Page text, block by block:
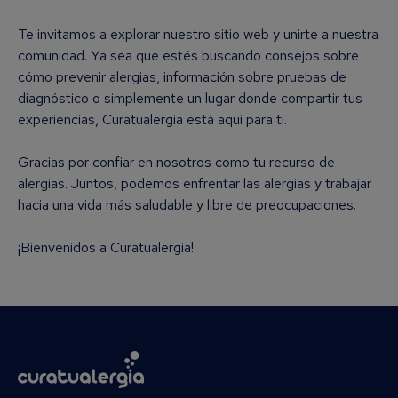
Te invitamos a explorar nuestro sitio web y unirte a nuestra
comunidad. Ya sea que estés buscando consejos sobre
cómo prevenir alergias, información sobre pruebas de
diagnóstico o simplemente un lugar donde compartir tus
experiencias, Curatualergia está aquí para ti.
Gracias por confiar en nosotros como tu recurso de
alergias. Juntos, podemos enfrentar las alergias y trabajar
hacia una vida más saludable y libre de preocupaciones.
¡Bienvenidos a Curatualergia!